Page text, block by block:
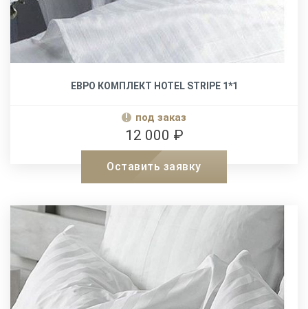
ЕВРО КОМПЛЕКТ HOTEL STRIPE 1*1
под заказ
12 000 ₽
Оставить заявку